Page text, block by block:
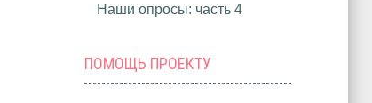
Наши опросы: часть 4
ПОМОЩЬ ПРОЕКТУ